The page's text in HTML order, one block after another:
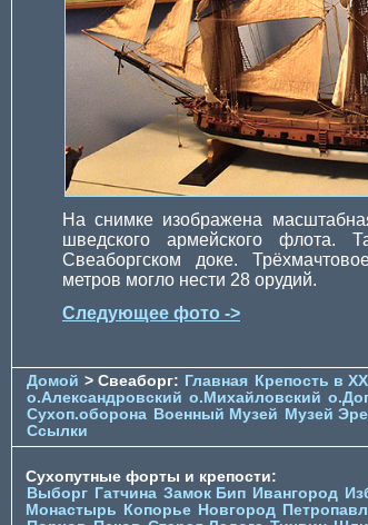
На снимке изображена
шведского армейского флота.
Свеаборгском доке.
метров могло нести 28 орудий.
Следующее фото ->
Домой > Свеаборг: Главная Крепость в
о.Александровский о.Михайловский
Сухоп.оборона Военный Музей Музей
Ссылки
Сухопутные форты и крепости:
Выборг Гатчина Замок Бип Ивангород
Монастырь
Копорье Новгород